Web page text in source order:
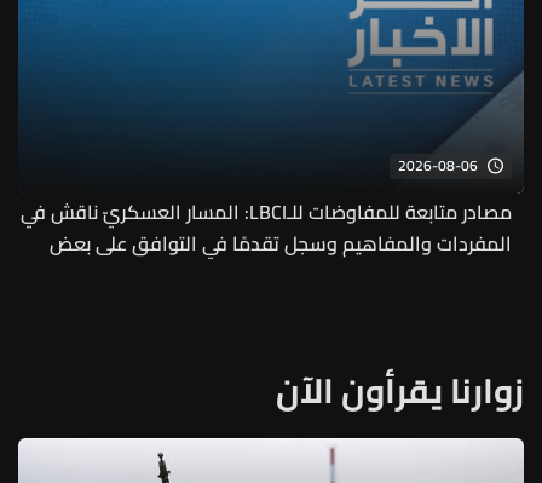
2026-08-06
مصادر متابعة للمفاوضات للـLBCI: المسار العسكريّ ناقش في
المفردات والمفاهيم وسجل تقدمًا في التوافق على بعض
زوارنا يقرأون الآن